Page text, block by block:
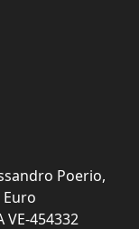
Poerio,
Euro
VE-454332